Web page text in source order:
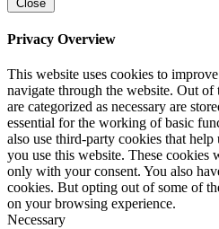
Close
Privacy Overview
This website uses cookies to
navigate through the website. Out of
are categorized as necessary are
essential for the working of basic
also use third-party cookies that
you use this website. These
only with your consent. You also
cookies. But opting out of some of
on your browsing experience.
Necessary